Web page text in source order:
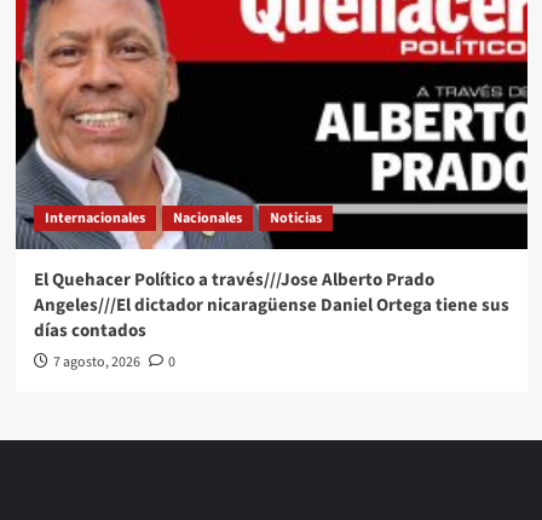
Internacionales Nacionales Noticias
El Quehacer Político a través///Jose Alberto Prado
Angeles///El dictador nicaragüense Daniel Ortega tiene sus
días contados
7 agosto, 2026 0